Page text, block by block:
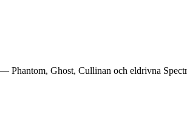
Phantom, Ghost, Cullinan och eldrivna